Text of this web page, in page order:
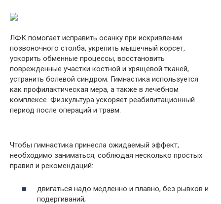
ЛФК помогает исправить осанку при искривлении
позвоночного столба, укрепить мышечный корсет,
ускорить обменные процессы, восстановить
поврежденные участки костной и хрящевой тканей,
устранить болевой синдром. Гимнастика используется
как профилактическая мера, а также в лечебном
комплексе. Физкультура ускоряет реабилитационный
период после операций и травм.
Чтобы гимнастика принесла ожидаемый эффект,
необходимо заниматься, соблюдая несколько простых
правил и рекомендаций:
двигаться надо медленно и плавно, без рывков и
подергиваний;